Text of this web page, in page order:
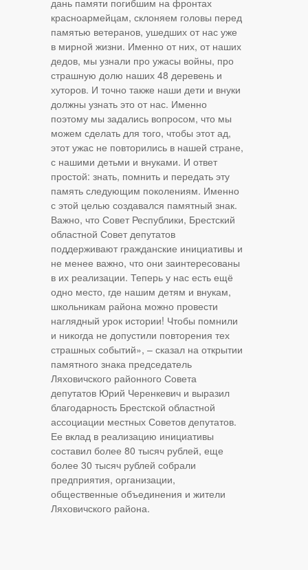
дань памяти погибшим на фронтах
красноармейцам, склоняем головы перед
памятью ветеранов, ушедших от нас уже
в мирной жизни. Именно от них, от наших
дедов, мы узнали про ужасы войны, про
страшную долю наших 48 деревень и
хуторов. И точно также наши дети и внуки
должны узнать это от нас. Именно
поэтому мы задались вопросом, что мы
можем сделать для того, чтобы этот ад,
этот ужас не повторились в нашей стране,
с нашими детьми и внуками. И ответ
простой: знать, помнить и передать эту
память следующим поколениям. Именно
с этой целью создавался памятный знак.
Важно, что Совет Республики, Брестский
областной Совет депутатов
поддерживают гражданские инициативы и
не менее важно, что они заинтересованы
в их реализации. Теперь у нас есть ещё
одно место, где нашим детям и внукам,
школьникам района можно провести
наглядный урок истории! Чтобы помнили
и никогда не допустили повторения тех
страшных событий», – сказал на открытии
памятного знака председатель
Ляховичского районного Совета
депутатов Юрий Черенкевич и выразил
благодарность Брестской областной
ассоциации местных Советов депутатов.
Ее вклад в реализацию инициативы
составил более 80 тысяч рублей, еще
более 30 тысяч рублей собрали
предприятия, организации,
общественные объединения и жители
Ляховичского района.